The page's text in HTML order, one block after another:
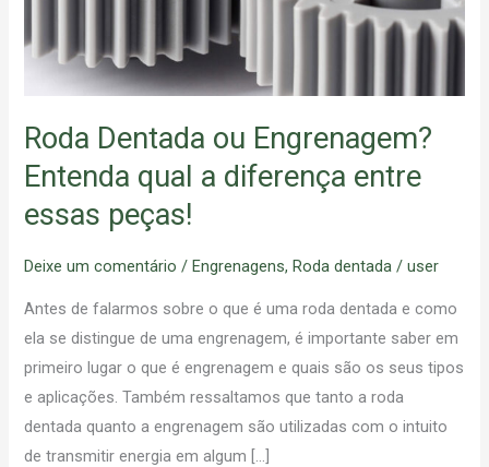
Roda Dentada ou Engrenagem?
Entenda qual a diferença entre
essas peças!
Deixe um comentário /Engrenagens,Roda dentada /user
Antes de falarmos sobre o que é uma roda dentada e como
ela se distingue de uma engrenagem, é importante saber em
primeiro lugar o que é engrenagem e quais são os seus tipos
e aplicações. Também ressaltamos que tanto a roda
dentada quanto a engrenagem são utilizadas com o intuito
de transmitir energia em algum […]
a
diferença
entre
essas